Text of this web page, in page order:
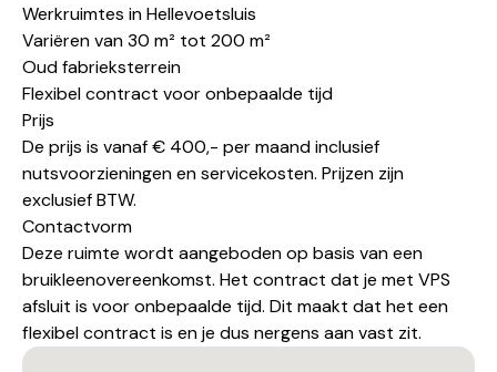
Werkruimtes in Hellevoetsluis
Variëren van 30 m² tot 200 m²
Oud fabrieksterrein
Flexibel contract voor onbepaalde tijd
Prijs
De prijs is vanaf € 400,- per maand inclusief
nutsvoorzieningen en servicekosten. Prijzen zijn
exclusief BTW.
Contactvorm
Deze ruimte wordt aangeboden op basis van een
bruikleenovereenkomst. Het contract dat je met VPS
afsluit is voor onbepaalde tijd. Dit maakt dat het een
flexibel contract is en je dus nergens aan vast zit.